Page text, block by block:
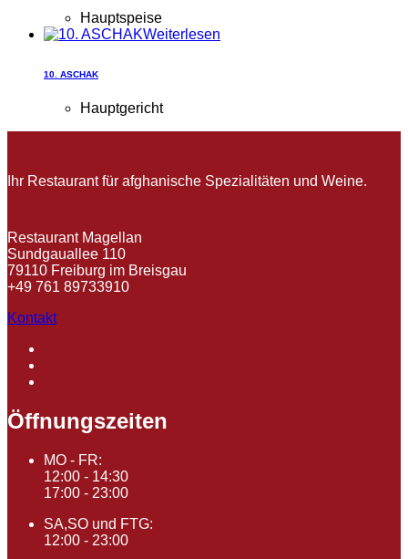
Hauptspeise
Weiterlesen
10. ASCHAK
Hauptgericht
Ihr Restaurant für afghanische Spezialitäten und Weine.
Restaurant Magellan
Sundgauallee 110
79110 Freiburg im Breisgau
+49 761 89733910
Kontakt
Öffnungszeiten
MO - FR:
12:00 - 14:30
17:00 - 23:00
SA,SO und FTG:
12:00 - 23:00